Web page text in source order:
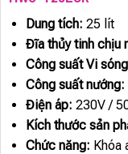
Dung tích: 25 lít
Đĩa thủy tinh chịu
Công suất Vi
Công suất nướng:
Điện áp: 230V /
Kích thước sản
Chức năng: Khóa